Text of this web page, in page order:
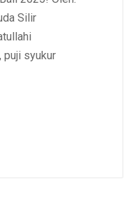
Silir
puji syukur